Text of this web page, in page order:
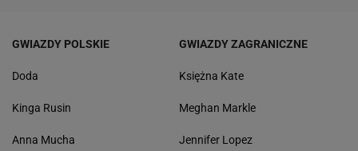
GWIAZDY POLSKIE
Doda
Kinga Rusin
Anna Mucha
GWIAZDY ZAGRANICZNE
Księżna Kate
Meghan Markle
Jennifer Lopez